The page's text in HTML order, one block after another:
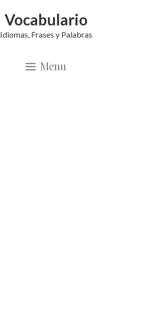
Vocabulario
Idiomas, Frases y Palabras
Menu